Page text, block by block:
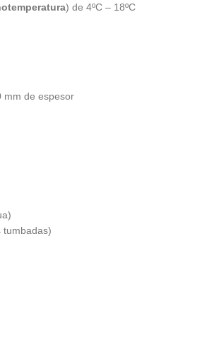
) de 4ºC – 18ºC
espesor
tumbadas)